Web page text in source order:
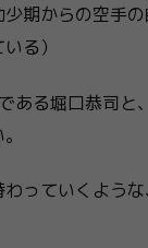
少期からの空手
る）
ある堀口恭司と
っていくよう